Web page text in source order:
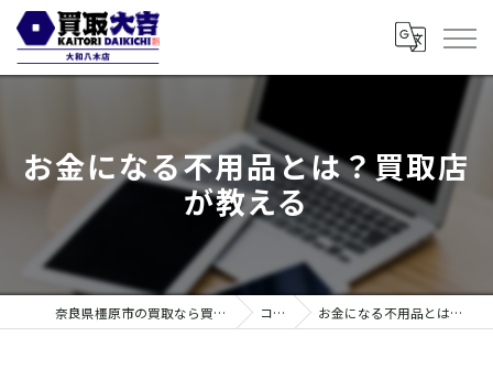
お金になる不用品とは？買取店
が教える
奈良県橿原市の買取なら買取大吉 大和八木店 コラム お金になる不用品とは？買取店が教える